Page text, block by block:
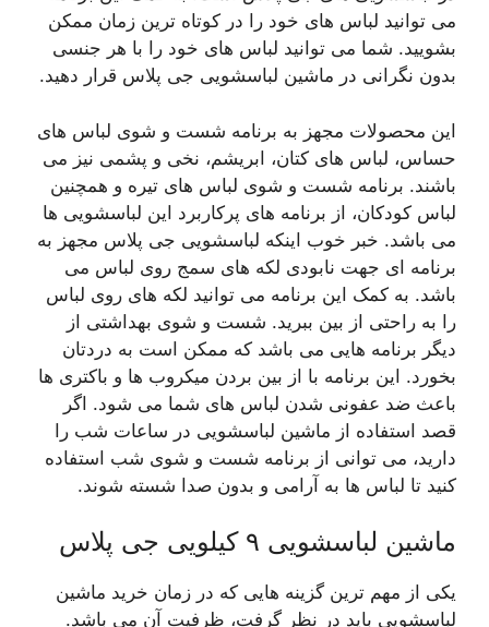
می توانید لباس های خود را در کوتاه ترین زمان ممکن
بشویید. شما می توانید لباس های خود را با هر جنسی
بدون نگرانی در ماشین لباسشویی جی پلاس قرار دهید.
این محصولات مجهز به برنامه شست و شوی لباس های
حساس، لباس های کتان، ابریشم، نخی و پشمی نیز می
باشند. برنامه شست و شوی لباس های تیره و همچنین
لباس کودکان، از برنامه های پرکاربرد این لباسشویی ها
می باشد. خبر خوب اینکه لباسشویی جی پلاس مجهز به
برنامه ای جهت نابودی لکه های سمج روی لباس می
باشد. به کمک این برنامه می توانید لکه های روی لباس
را به راحتی از بین ببرید. شست و شوی بهداشتی از
دیگر برنامه هایی می باشد که ممکن است به دردتان
بخورد. این برنامه با از بین بردن میکروب ها و باکتری ها
باعث ضد عفونی شدن لباس های شما می شود. اگر
قصد استفاده از ماشین لباسشویی در ساعات شب را
دارید، می توانی از برنامه شست و شوی شب استفاده
کنید تا لباس ها به آرامی و بدون صدا شسته شوند.
ماشین لباسشویی ۹ کیلویی جی پلاس
یکی از مهم ترین گزینه هایی که در زمان خرید ماشین
لباسشویی باید در نظر گرفت، ظرفیت آن می باشد.